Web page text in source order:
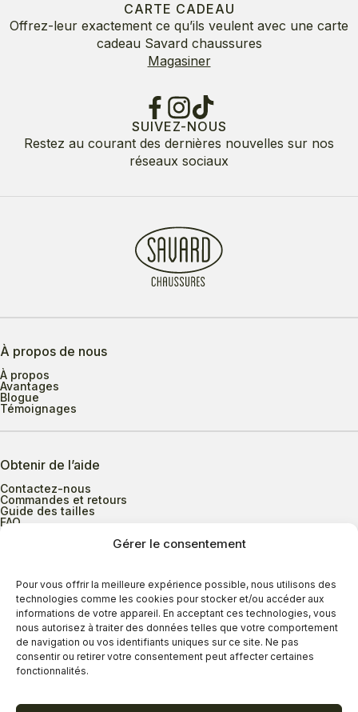
Gérer le consentement
Pour vous offrir la meilleure expérience possible, nous utilisons des
technologies comme les cookies pour stocker et/ou accéder aux
informations de votre appareil. En acceptant ces technologies, vous
nous autorisez à traiter des données telles que votre comportement
de navigation ou vos identifiants uniques sur ce site. Ne pas
consentir ou retirer votre consentement peut affecter certaines
fonctionnalités.
CARTE CADEAU
Offrez-leur exactement ce qu’ils veulent avec une carte
cadeau Savard chaussures
Magasiner
SUIVEZ-NOUS
Restez au courant des dernières nouvelles sur nos
réseaux sociaux
À propos de nous
À propos
Avantages
Blogue
Témoignages
Obtenir de l’aide
Contactez-nous
Commandes et retours
Guide des tailles
FAQ
Heures d’ouverture
Lundi au mercredi
9h00 à 17h30
Jeudi
9h00 à 20h00
Vendredi
9h00 à 18h00
Dimanche
11h00 à 16h30